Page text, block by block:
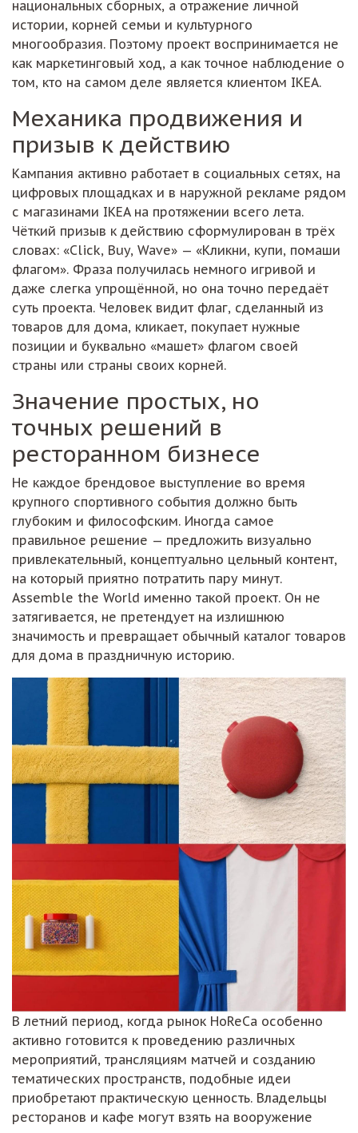
национальных сборных, а отражение личной
истории, корней семьи и культурного
многообразия. Поэтому проект воспринимается не
как маркетинговый ход, а как точное наблюдение о
том, кто на самом деле является клиентом IKEA.
Механика продвижения и
призыв к действию
Кампания активно работает в социальных сетях, на
цифровых площадках и в наружной рекламе рядом
с магазинами IKEA на протяжении всего лета.
Чёткий призыв к действию сформулирован в трёх
словах: «Click, Buy, Wave» — «Кликни, купи, помаши
флагом». Фраза получилась немного игривой и
даже слегка упрощённой, но она точно передаёт
суть проекта. Человек видит флаг, сделанный из
товаров для дома, кликает, покупает нужные
позиции и буквально «машет» флагом своей
страны или страны своих корней.
Значение простых, но
точных решений в
ресторанном бизнесе
Не каждое брендовое выступление во время
крупного спортивного события должно быть
глубоким и философским. Иногда самое
правильное решение — предложить визуально
привлекательный, концептуально цельный контент,
на который приятно потратить пару минут.
Assemble the World именно такой проект. Он не
затягивается, не претендует на излишнюю
значимость и превращает обычный каталог товаров
для дома в праздничную историю.
В летний период, когда рынок HoReCa особенно
активно готовится к проведению различных
мероприятий, трансляциям матчей и созданию
тематических пространств, подобные идеи
приобретают практическую ценность. Владельцы
ресторанов и кафе могут взять на вооружение